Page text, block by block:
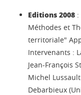
Editions 2008 :
Méthodes et
territoriale"
Intervenants :
Jean-François
Michel
Debarbieux